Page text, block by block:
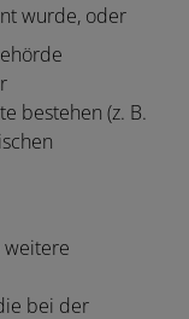
wurde, oder
bestehen (z. B.
weitere
bei der